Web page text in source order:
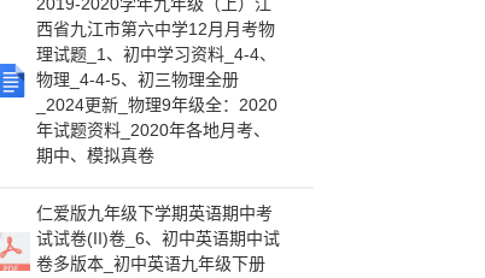
西省九江市第六中学12月月考物
理试题_1、初中学习资料_4-4、
物理_4-4-5、初三物理全册
_2024更新_物理9年级全：2020
年试题资料_2020年各地月考、
期中、模拟真卷
仁爱版九年级下学期英语期中考
试试卷(II)卷_6、初中英语期中试
卷多版本_初中英语九年级下册